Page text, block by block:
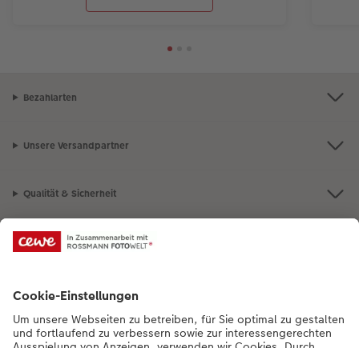
Bezahlarten
Unsere Versandpartner
Qualität & Sicherheit
Nachhaltigkeit bei CEWE
Mein Fotoservice
Informationen